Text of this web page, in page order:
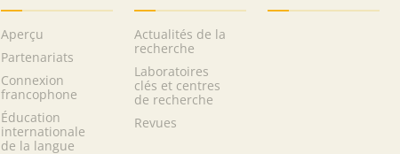
Aperçu
Partenariats
Connexion
francophone
Éducation
internationale
de la langue
Actualités de la
recherche
Laboratoires
clés et centres
de recherche
Revues